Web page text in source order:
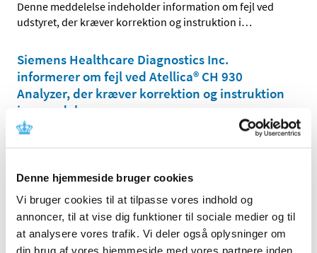
Denne hjemmeside bruger cookies
Vi bruger cookies til at tilpasse vores indhold og
annoncer, til at vise dig funktioner til sociale medier og til
at analysere vores trafik. Vi deler også oplysninger om
din brug af vores hjemmeside med vores partnere inden
Denne meddelelse indeholder information om fejl ved
udstyret, der kræver korrektion og instruktion i…
Siemens Healthcare Diagnostics Inc.
informerer om fejl ved Atellica® CH 930
Analyzer, der kræver korrektion og instruktion
i anvendelse
|19. februar 2022
Denne meddelelse indeholder information om fejl ved
Liko AB informerer om fejl ved UNIVERSAL
TWINBAR 670, der kræver korrektion og
instruktion i anvendelse